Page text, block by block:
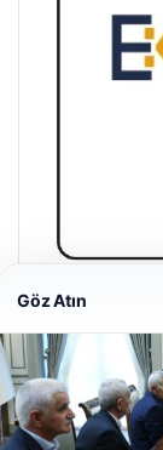
Enes Kaplan
28/04/2026
Göz Atın